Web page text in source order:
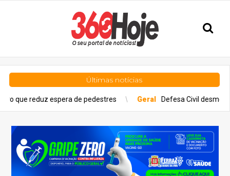
Últimas notícias
de pedestres Geral Defesa Civil desmobiliza Gabinete